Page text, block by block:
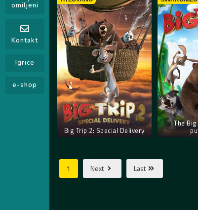
omiljeni
Kontakt
Igrice
e-shop
Big Trip 2: Special Delivery
The
1 Next Last